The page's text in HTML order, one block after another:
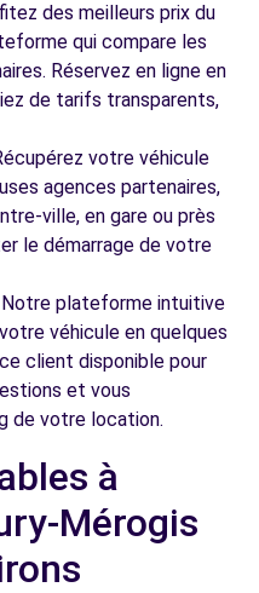
des meilleurs prix du
qui compare les
Réservez en ligne en
de tarifs transparents,
votre véhicule
agences partenaires,
ville, en gare ou près
le démarrage de votre
Notre plateforme intuitive
véhicule en quelques
client disponible pour
et vous
de votre location.
à
Mérogis